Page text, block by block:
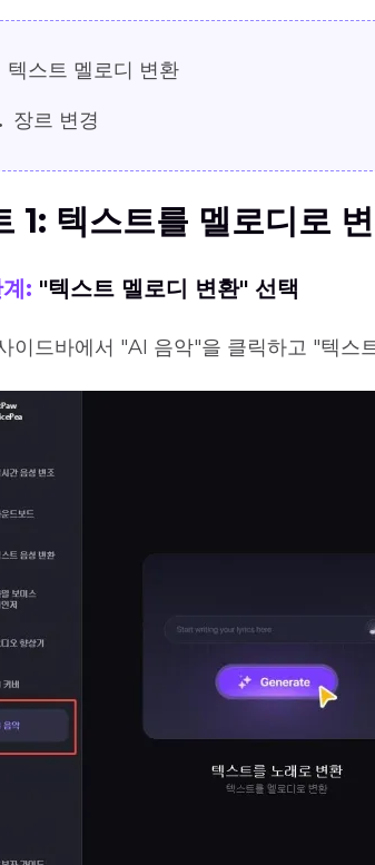
텍스트 멜로디 변환
장르 변경
1: 텍스트를 멜로디로
: "텍스트 멜로디 변환" 선택
이드바에서 "AI 음악"을 클릭하고 "텍스